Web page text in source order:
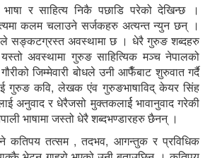
र साहित्य निकै पछाडि परेको देखिन्छ ।
कलम चलाउने सर्जकहरु अत्यन्त न्युन छन् ।
सङ्कटग्रस्त अवस्थामा छ । धेरै गुरुङ शब्दहरु
अवस्थामा गुरुङ साहित्यिक मञ्च नेपालको
जिम्मेवारी बोधले उनी आफैँबाट शुरुवात गर्दै
गुरुङ कवि, लेखक एंव गुरुङभाषाविद् केयर सिंह
अनुवाद र धेरैजसो मुक्तकलार्ई भावानुवाद गरेकी
भाषामा जस्तो धेरै शब्दभण्डारहरु छैनन् ।
कतिपय तत्सम , तदभव, आगन्तुक र प्रविधिक